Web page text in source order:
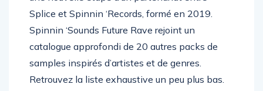
une nouvelle étape d’un partenariat entre
Splice et Spinnin ‘Records, formé en 2019.
Spinnin ‘Sounds Future Rave rejoint un
catalogue approfondi de 20 autres packs de
samples inspirés d’artistes et de genres.